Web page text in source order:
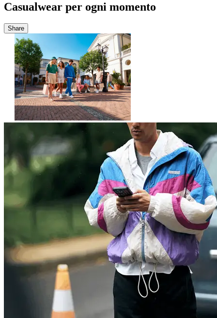
Casualwear per ogni momento
Share